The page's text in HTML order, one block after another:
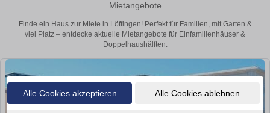
Alle Cookies akzeptieren Alle Cookies ablehnen
Mietangebote
Finde ein Haus zur Miete in Löffingen! Perfekt für Familien, mit Garten &
viel Platz – entdecke aktuelle Mietangebote für Einfamilienhäuser &
Doppelhaushälften.